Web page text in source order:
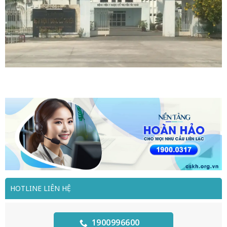
HOTLINE LIÊN HỆ
1900996600